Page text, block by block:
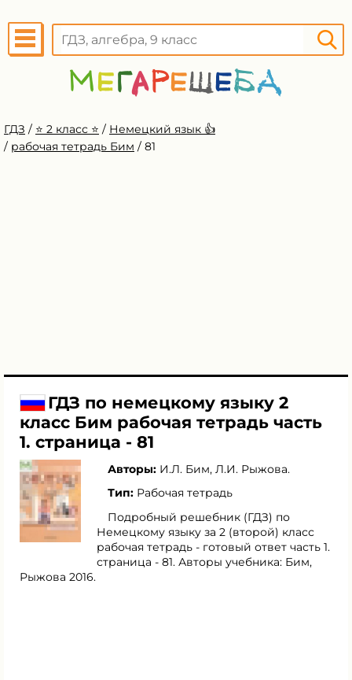
ГДЗ / ⭐️ 2 класс ⭐️ / Немецкий язык 👍
/ рабочая тетрадь Бим / 81
ГДЗ по немецкому языку 2
класс Бим рабочая тетрадь часть
1. страница - 81
Авторы: И.Л. Бим, Л.И. Рыжова.
Тип: Рабочая тетрадь
Подробный решебник (ГДЗ) по
Немецкому языку за 2 (второй) класс
рабочая тетрадь - готовый ответ часть 1.
страница - 81. Авторы учебника: Бим,
Рыжова 2016.